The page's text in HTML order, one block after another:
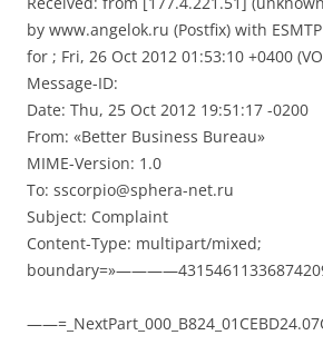
by www.angelok.ru (Postfix) with
for ; Fri, 26 Oct 2012 01:53:10 +0400
Message-ID:
Date: Thu, 25 Oct 2012 19:51:17 -0200
From: «Better Business Bureau»
MIME-Version: 1.0
To: sscorpio@sphera-net.ru
Subject: Complaint
Content-Type: multipart/mixed;